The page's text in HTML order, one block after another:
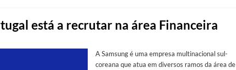
está a recrutar na área Financeira
A Samsung é uma empresa multinacional sul-
coreana que atua em diversos ramos da área de